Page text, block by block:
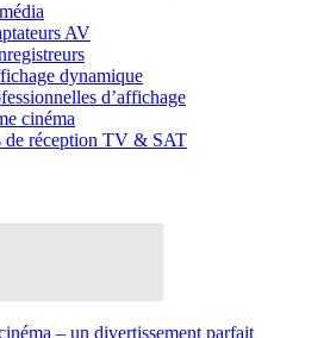
AV
dynamique
d’affichage
cinéma
de réception TV & SAT
– un divertissement parfait